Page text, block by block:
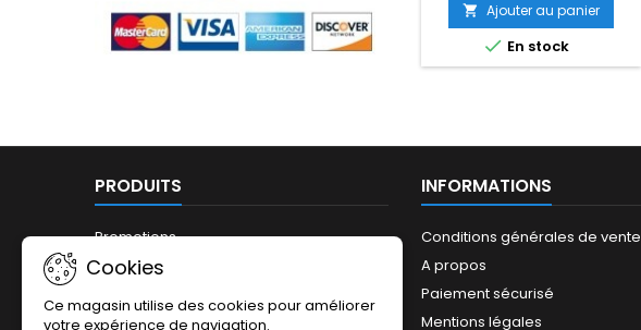
 Ajouter au panier
 En stock
PRODUITS
Promotions
Nouveaux produits
INFORMATIONS
Conditions générales de vente
A propos
Paiement sécurisé
Mentions légales
Cookies
Ce magasin utilise des cookies pour améliorer
votre expérience de navigation.